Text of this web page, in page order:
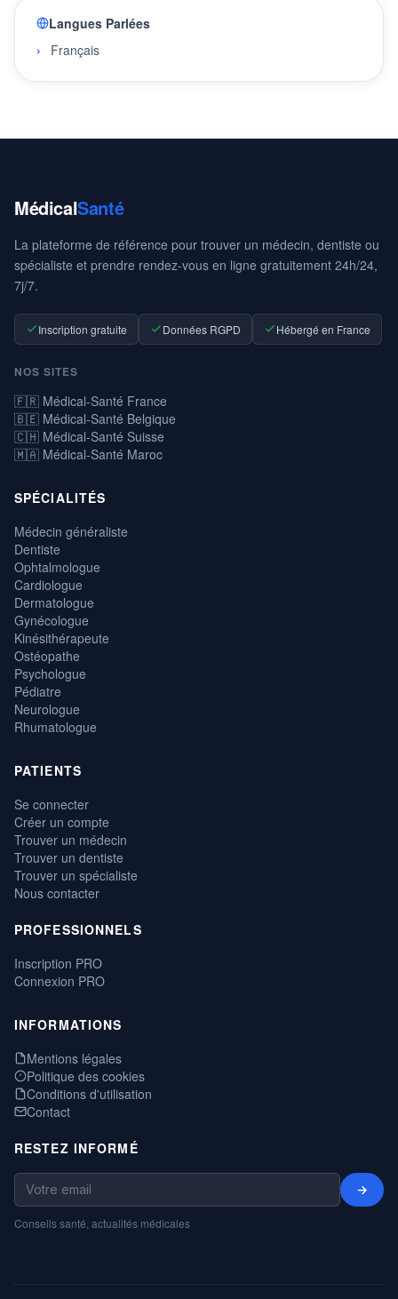
Langues Parlées
Français
MédicalSanté
La plateforme de référence pour trouver un médecin, dentiste ou
spécialiste et prendre rendez-vous en ligne gratuitement 24h/24,
7j/7.
Inscription gratuite Données RGPD Hébergé en France
NOS SITES
🇫🇷 Médical-Santé France
🇧🇪 Médical-Santé Belgique
🇨🇭 Médical-Santé Suisse
🇲🇦 Médical-Santé Maroc
SPÉCIALITÉS
Médecin généraliste
Dentiste
Ophtalmologue
Cardiologue
Dermatologue
Gynécologue
Kinésithérapeute
Ostéopathe
Psychologue
Pédiatre
Neurologue
Rhumatologue
PATIENTS
Se connecter
Créer un compte
Trouver un médecin
Trouver un dentiste
Trouver un spécialiste
Nous contacter
PROFESSIONNELS
Inscription PRO
Connexion PRO
INFORMATIONS
Mentions légales
Politique des cookies
Conditions d'utilisation
Contact
RESTEZ INFORMÉ
→
Conseils santé, actualités médicales